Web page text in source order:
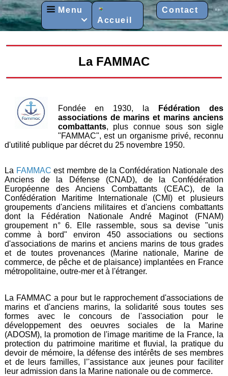
Menu
 Accueil
Contact
La FAMMAC
Fondée en 1930, la
Fédération des
associations de marins et marins anciens
combattants, plus connue sous son sigle
"FAMMAC", est un organisme privé, reconnu
d'utilité publique par décret du 25 novembre 1950.
La FAMMAC est membre de la Confédération Nationale des
Anciens de la Défense (CNAD), de la Confédération
Européenne des Anciens Combattants (CEAC), de la
Confédération Maritime Internationale (CMI) et plusieurs
groupements d'anciens militaires et d'anciens combattants
dont la Fédération Nationale André Maginot (FNAM)
groupement n° 6. Elle rassemble, sous sa devise "unis
comme à bord" environ 450 associations ou sections
d'associations de marins et anciens marins de tous grades
et de toutes provenances (Marine nationale, Marine de
commerce, de pêche et de plaisance) implantées en France
métropolitaine, outre-mer et à l'étranger.
La FAMMAC a pour but le rapprochement d'associations de
marins et d'anciens marins, la solidarité sous toutes ses
formes avec le concours de l'association pour le
développement des oeuvres sociales de la Marine
(ADOSM), la promotion de l'image maritime de la France, la
protection du patrimoine maritime et fluvial, la pratique du
devoir de mémoire, la défense des intérêts de ses membres
et de leurs familles, l’'assistance aux jeunes pour faciliter
leur admission dans la Marine nationale ou de commerce.